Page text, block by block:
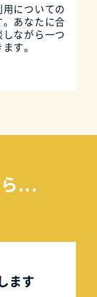
についての
。あなたに合
ながら一つ
す。
...
ます